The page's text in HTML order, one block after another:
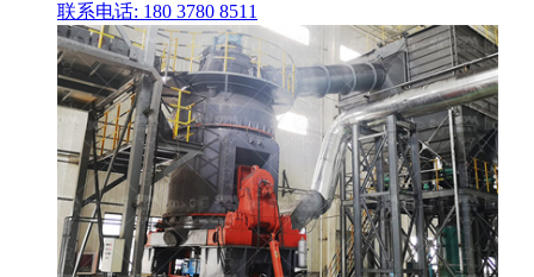
联系电话: 180 3780 8511